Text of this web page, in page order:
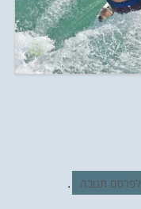
לפרסם תגובה .